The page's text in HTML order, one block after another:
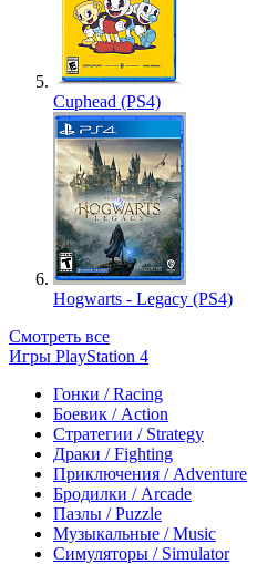
Cuphead (PS4)
Hogwarts - Legacy (PS4)
Смотреть все
Игры PlayStation 4
Гонки / Racing
Боевик / Action
Стратегии / Strategy
Драки / Fighting
Приключения / Adventure
Бродилки / Arcade
Пазлы / Puzzle
Музыкальные / Music
Симуляторы / Simulator